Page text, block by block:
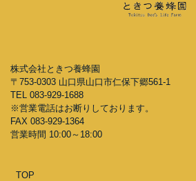
株式会社ときつ養蜂園
〒753-0303 山口県山口市仁保下郷561-1
TEL 083-929-1688
※営業電話はお断りしております。
FAX 083-929-1364
営業時間 10:00～18:00
TOP